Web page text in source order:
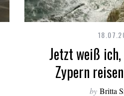
Jetzt weiß
Zypern
by Britta